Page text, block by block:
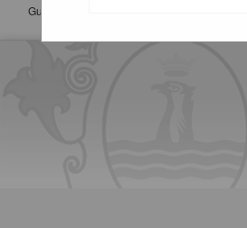
Guida alla presentazione di Affidamenti Diretti